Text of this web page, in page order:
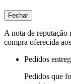
Fechar
A nota de reputação
compra oferecida
Pedidos
Pedidos que